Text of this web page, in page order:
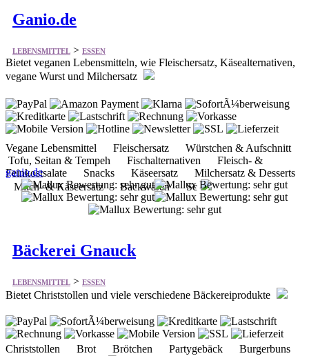
Ganio.de
LEBENSMITTEL > ESSEN
Bietet veganen Lebensmitteln, wie Fleischersatz, Käsealternativen,
vegane Wurst und Milchersatz
Vegane Lebensmittel Fleischersatz Würstchen & Aufschnitt
Tofu, Seitan & Tempeh Fischalternativen Fleisch- &
Feinkostsalate Snacks Käseersatz Milchersatz & Desserts
Milch- & Käseersatz Backwaren Sc
ganio.de
Bäckerei Gnauck
LEBENSMITTEL > ESSEN
Bietet Christstollen und viele verschiedene Bäckereiprodukte
Christstollen Brot Brötchen Partygebäck Burgerbuns